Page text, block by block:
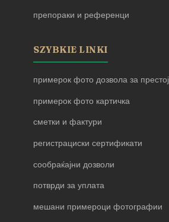
препораки и референци
SZYBKIE LINKI
примерок фото дозвола за престој
примерок фото картичка
сметки и фактури
регистрациски сертификати
сообраќајни дозволи
потврди за уплата
мешани примероци фотографии